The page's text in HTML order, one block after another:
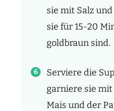
sie mit Salz
sie für 15-20
goldbraun sind.
Serviere die
garniere sie
Mais und der